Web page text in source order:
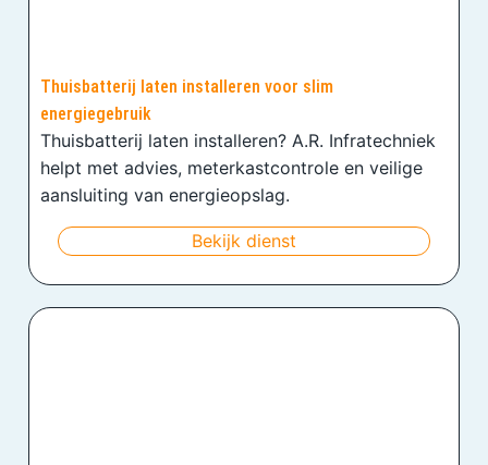
Thuisbatterij laten installeren voor slim
energiegebruik
Thuisbatterij laten installeren? A.R. Infratechniek
helpt met advies, meterkastcontrole en veilige
aansluiting van energieopslag.
Bekijk dienst